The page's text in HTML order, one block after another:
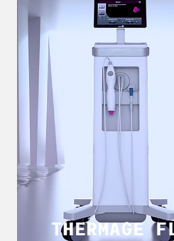
천안신부점
청주점
홍대점